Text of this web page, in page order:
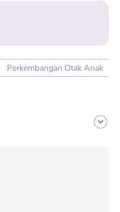
Perkembangan Otak Anak